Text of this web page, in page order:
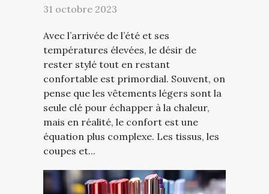
31 octobre 2023
Avec l’arrivée de l’été et ses
températures élevées, le désir de
rester stylé tout en restant
confortable est primordial. Souvent, on
pense que les vêtements légers sont la
seule clé pour échapper à la chaleur,
mais en réalité, le confort est une
équation plus complexe. Les tissus, les
coupes et...